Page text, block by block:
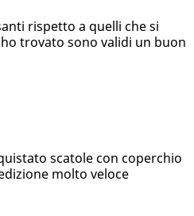
rispetto a quelli che si
trovato sono validi un buon
scatole con coperchio
molto veloce